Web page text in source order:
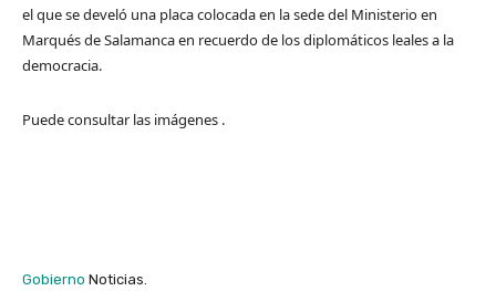
el que se develó una placa colocada en la sede del Ministerio en
Marqués de Salamanca en recuerdo de los diplomáticos leales a la
democracia.
​Puede consultar las imágenes​ .​​​​​​​
Gobierno Noticias.